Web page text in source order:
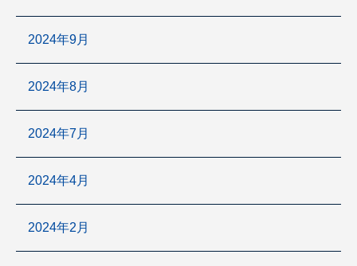
2024年9月
2024年8月
2024年7月
2024年4月
2024年2月